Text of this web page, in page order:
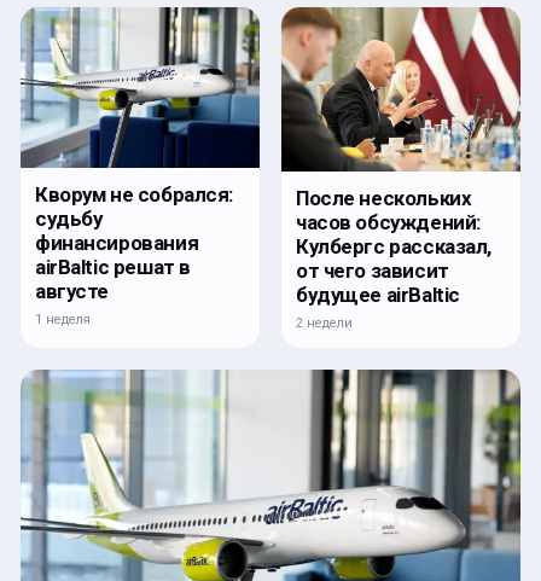
Кворум не собрался:
судьбу
финансирования
airBaltic решат в
августе
1 неделя
После нескольких
часов обсуждений:
Кулбергс рассказал,
от чего зависит
будущее airBaltic
2 недели